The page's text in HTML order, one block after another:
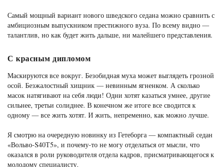
Самый мощный вариант нового шведского седана можно сравнить с
амбициозным выпускником престижного вуза. По всему видно —
талантлив, но как будет жить дальше, ни малейшего представления.
С красным дипломом
Маскируются все вокруг. Безобидная муха может выглядеть грозной
осой. Безжалостный хищник — невинным ягненком. А сколько
масок натягивают на себя люди! Одни хотят казаться умнее, другие
сильнее, третьи солиднее. В конечном же итоге все сводится к
одному — все жить хотят. И жить, непременно, как можно лучше.
Я смотрю на очередную новинку из Гетеборга — компактный седан
«Вольво-S40Т5», и почему-то не могу отделаться от мысли, что
оказался в роли руководителя отдела кадров, присматривающегося к
молодому специалисту.